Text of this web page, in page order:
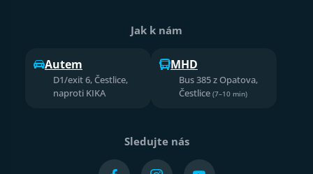
Jak k nám
Autem
D1/exit 6, Čestlice,
naproti KIKA
MHD
Bus 385 z Opatova,
Čestlice (7–10 min)
Sledujte nás